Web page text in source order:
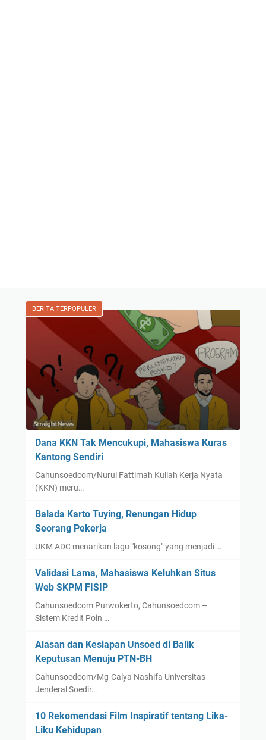
BERITA TERPOPULER
Dana KKN Tak Mencukupi, Mahasiswa Kuras
Kantong Sendiri
Cahunsoedcom/Nurul Fattimah Kuliah Kerja Nyata
(KKN) meru…
Balada Karto Tuying, Renungan Hidup
Seorang Pekerja
UKM ADC menarikan lagu "kosong" yang menjadi …
Validasi Lama, Mahasiswa Keluhkan Situs
Web SKPM FISIP
Cahunsoedcom Purwokerto, Cahunsoedcom –
Sistem Kredit Poin …
Alasan dan Kesiapan Unsoed di Balik
Keputusan Menuju PTN-BH
Cahunsoedcom/Mg-Calya Nashifa Universitas
Jenderal Soedir…
10 Rekomendasi Film Inspiratif tentang Lika-
Liku Kehidupan